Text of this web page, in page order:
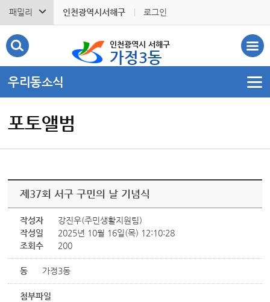
패밀리 인천광역시서해구 로그인
인천광역시 서해구
가정3동
우리동소식
포토앨범
제37회 서구 구민의 날 기념식
작성자
강진우(주민생활지원팀)
작성일
2025년 10월 16일(목) 12:10:28
조회수
200
동 가정3동
첨부파일